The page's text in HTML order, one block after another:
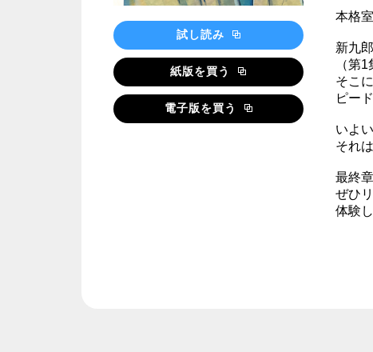
試し読み
紙版を買う
電子版を買う
本格
新九
（第1
そこ
ピー
いよ
それ
最終
ぜひ
体験